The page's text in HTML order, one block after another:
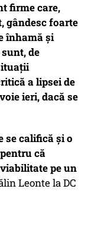
firme care,
gândesc foarte
înhamă și
de
a lipsei de
ieri, dacă se
se califică și o
că
pe un
Leonte la DC